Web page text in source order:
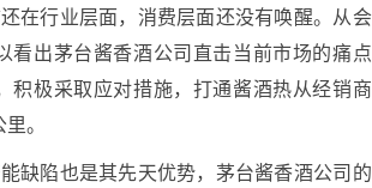
在行业层面，消费层面还没有唤醒。从会
看出茅台酱香酒公司直击当前市场的痛点
积极采取应对措施，打通酱酒热从经销商
。
缺陷也是其先天优势，茅台酱香酒公司的